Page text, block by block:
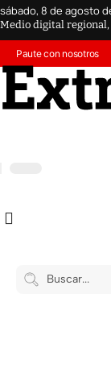
sábado, 8 de agosto
Medio digital regional,
Paute con nosotros